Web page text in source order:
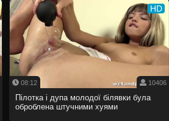
HD
10406
08:12
Пілотка і дупа молодої білявки була
оброблена штучними хуями